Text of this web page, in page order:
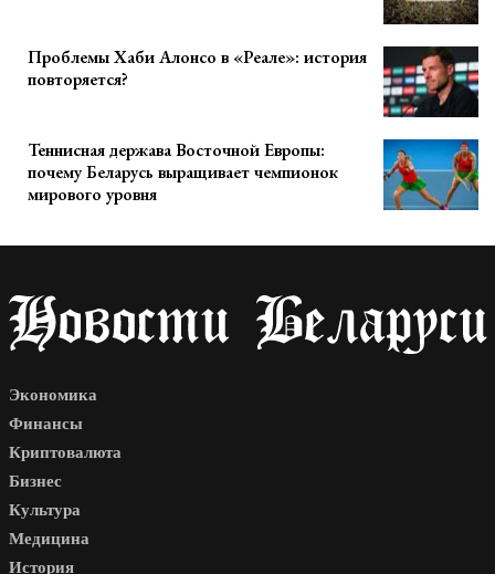
Проблемы Хаби Алонсо в «Реале»: история
повторяется?
Теннисная держава Восточной Европы:
почему Беларусь выращивает чемпионок
мирового уровня
Экономика
Финансы
Криптовалюта
Бизнес
Культура
Медицина
История